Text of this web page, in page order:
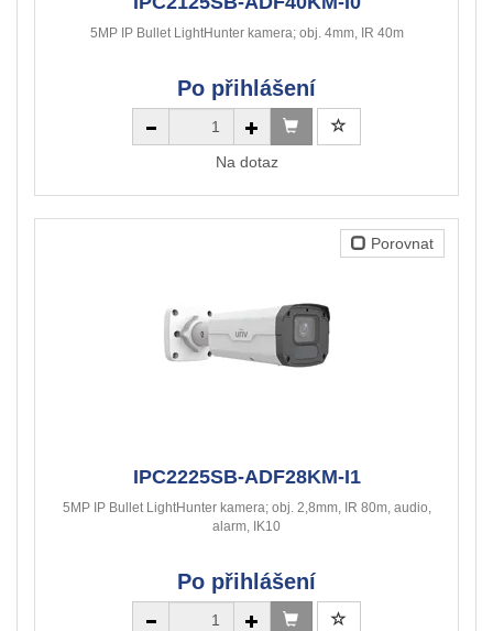
5MP IP Bullet LightHunter kamera; obj. 4mm, IR 40m
Po přihlášení
Na dotaz
Porovnat
IPC2225SB-ADF28KM-I1
5MP IP Bullet LightHunter kamera; obj. 2,8mm, IR 80m, audio,
alarm, IK10
Po přihlášení